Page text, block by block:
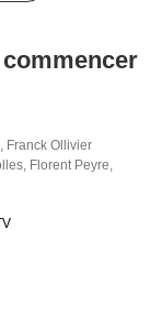
, Franck Ollivier
, Florent Peyre,